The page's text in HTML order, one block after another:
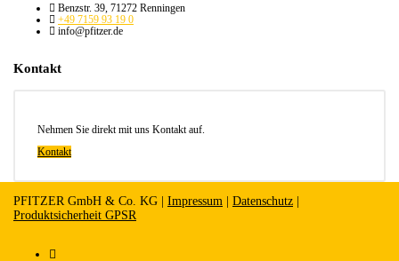
Benzstr. 39, 71272 Renningen
+49 7159 93 19 0
info@pfitzer.de
Kontakt
Nehmen Sie direkt mit uns Kontakt auf.
Kontakt
PFITZER GmbH & Co. KG | Impressum Datenschutz
Produktsicherheit GPSR